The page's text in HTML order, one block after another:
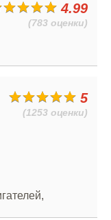
4.99
(783 оценки)
5
(1253 оценки)